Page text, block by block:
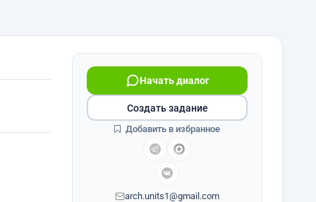
Начать диалог
arch.units1@gmail.com
Создать задание
Добавить в избранное